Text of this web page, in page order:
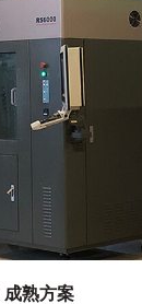
成熟方案